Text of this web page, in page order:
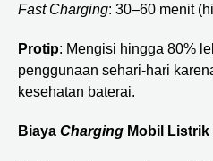
Fast Charging: 30–60 menit
Protip: Mengisi hingga 80%
penggunaan sehari-hari
kesehatan baterai.
Biaya Charging Mobil Listrik